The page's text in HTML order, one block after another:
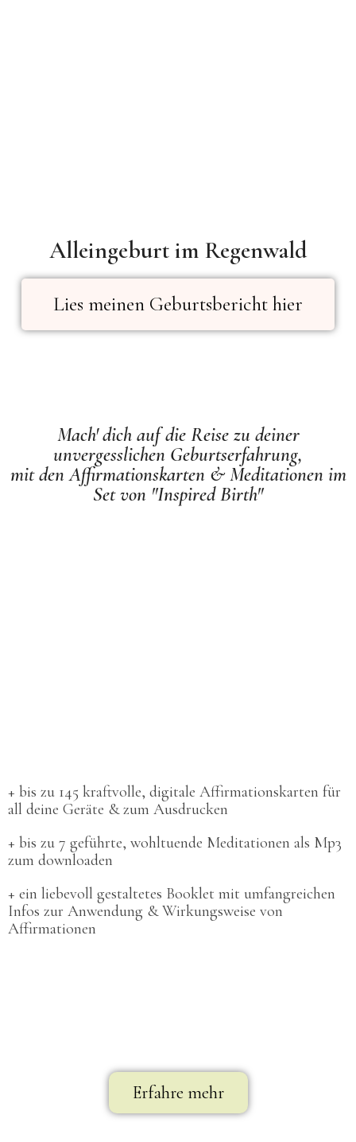
Alleingeburt im Regenwald
Lies meinen Geburtsbericht hier
Mach' dich auf die Reise zu deiner
unvergesslichen Geburtserfahrung,
mit den Affirmationskarten & Meditationen im
Set von "Inspired Birth"
+ bis zu 145 kraftvolle, digitale Affirmationskarten für
all deine Geräte & zum Ausdrucken
+ bis zu 7 geführte, wohltuende Meditationen als Mp3
zum downloaden
+ ein liebevoll gestaltetes Booklet mit umfangreichen
Infos zur Anwendung & Wirkungsweise von
Affirmationen
Erfahre mehr